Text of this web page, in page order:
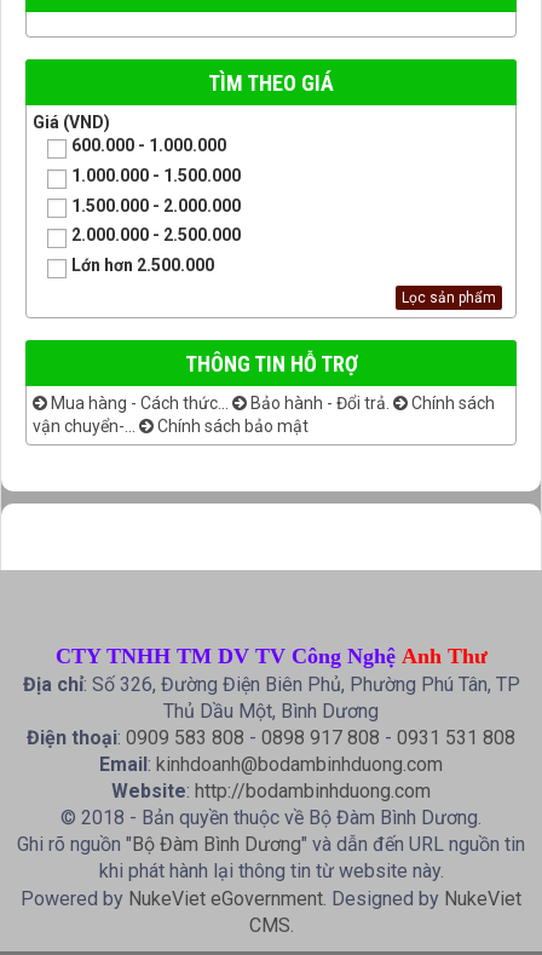
TÌM THEO GIÁ
Giá (VND)
600.000 - 1.000.000
1.000.000 - 1.500.000
1.500.000 - 2.000.000
2.000.000 - 2.500.000
Lớn hơn 2.500.000
THÔNG TIN HỖ TRỢ
Mua hàng - Cách thức... Bảo hành - Đổi trả.
Chính sách
vận chuyển-...
Chính sách bảo mật
CTY TNHH TM DV TV Công Nghệ Anh Thư
Địa chỉ: Số 326, Đường Điện Biên Phủ, Phường Phú Tân, TP
Thủ Dầu Một, Bình Dương
Điện thoại: 0909 583 808 - 0898 917 808 - 0931 531 808
Email: kinhdoanh@bodambinhduong.com
Website: http://bodambinhduong.com
© 2018 - Bản quyền thuộc về Bộ Đàm Bình Dương.
Ghi rõ nguồn "Bộ Đàm Bình Dương" và dẫn đến URL nguồn tin
khi phát hành lại thông tin từ website này.
Powered by NukeViet eGovernment. Designed by NukeViet
CMS.